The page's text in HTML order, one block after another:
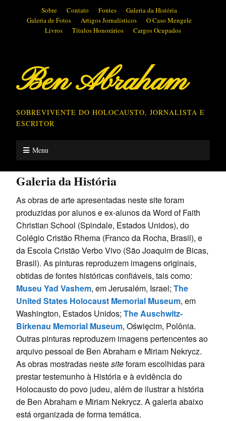
Sobre Contato Fontes
Galeria da História
Galeria de Fotos
Artigos Jornalísticos
O Caso Mengele
Livros
Títulos Honorários Cargos Ocupados
Ben Abraham
SOBREVIVENTE DO HOLOCAUSTO, JORNALISTA E
ESCRITOR
Menu
Galeria da História
As obras de arte apresentadas neste site foram
produzidas por alunos e ex-alunos da Word of Faith
Christian School (Spindale, Estados Unidos), do
Colégio Cristão Rhema (Franco da Rocha, Brasil), e
da Escola Cristão Verbo Vivo (São Joaquim de Bicas,
Brasil). As pinturas reproduzem imagens originais,
obtidas de fontes históricas confiáveis, tais como:
Museu Yad Vashem, em Jerusalém, Israel; The
United States Holocaust Memorial Museum, em
Washington, Estados Unidos; The Auschwitz-
Birkenau Memorial Museum, Oświęcim, Polônia.
Outras pinturas reproduzem imagens pertencentes ao
arquivo pessoal de Ben Abraham e Miriam Nekrycz.
As obras mostradas nestesiteforam escolhidas para
prestar testemunho à História e à evidência do
Holocausto do povo judeu, além de ilustrar a história
de Ben Abraham e Miriam Nekrycz. A galeria abaixo
está organizada de forma temática.